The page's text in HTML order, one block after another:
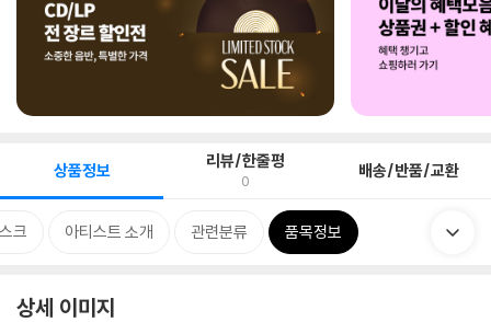
상품정보 리뷰/한줄평
0 배송/반품/교환
크 아티스트 소개 관련분류 품목정보
상세 이미지